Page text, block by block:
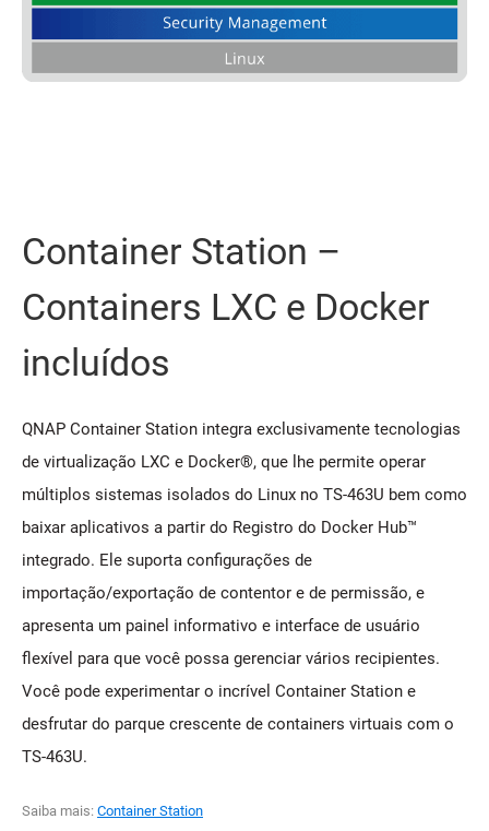
Container Station –
Containers LXC e Docker
incluídos
QNAP Container Station integra exclusivamente tecnologias
de virtualização LXC e Docker®, que lhe permite operar
múltiplos sistemas isolados do Linux no TS-463U bem como
baixar aplicativos a partir do Registro do Docker Hub™
integrado. Ele suporta configurações de
importação/exportação de contentor e de permissão, e
apresenta um painel informativo e interface de usuário
flexível para que você possa gerenciar vários recipientes.
Você pode experimentar o incrível Container Station e
desfrutar do parque crescente de containers virtuais com o
TS-463U.
Saiba mais: Container Station